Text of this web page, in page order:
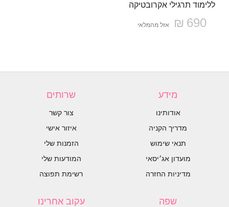
ללימוד תרגילי אקרובטיקה
690 ₪ אזל מהמלאי
מידע
אודותינו
מדריך הקניה
תנאי שימוש
מועדון אג׳יסאי
מדיניות החזרה
שרותים
צור קשר
איזור אישי
הזמנות שלי
המודעות שלי
רשימת תפוצה
שפה עקוב אחרינו